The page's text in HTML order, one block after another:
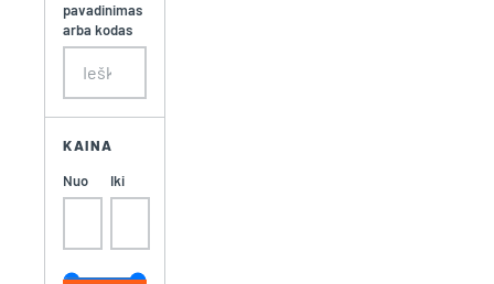
pavadinimas
arba kodas
KAINA
Nuo
Iki